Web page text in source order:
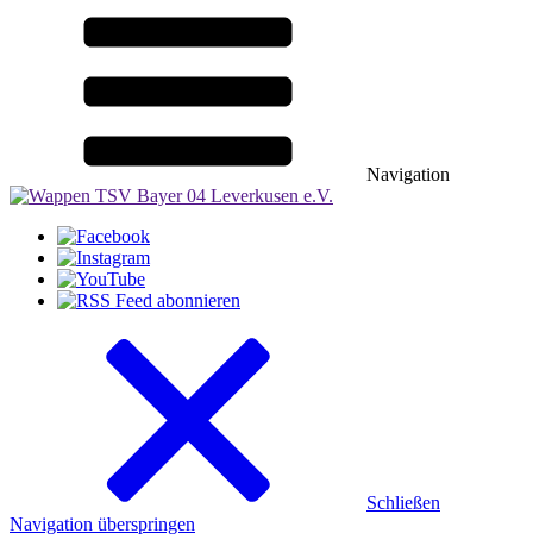
Navigation
Schließen
Navigation überspringen